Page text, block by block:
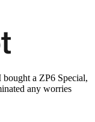
a ZP6 Special,
any worries